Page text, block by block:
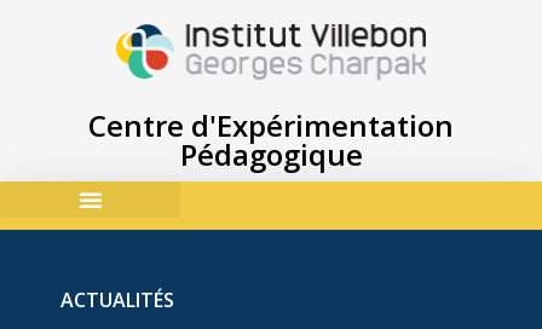
Centre d'Expérimentation
Pédagogique
ACTUALITÉS